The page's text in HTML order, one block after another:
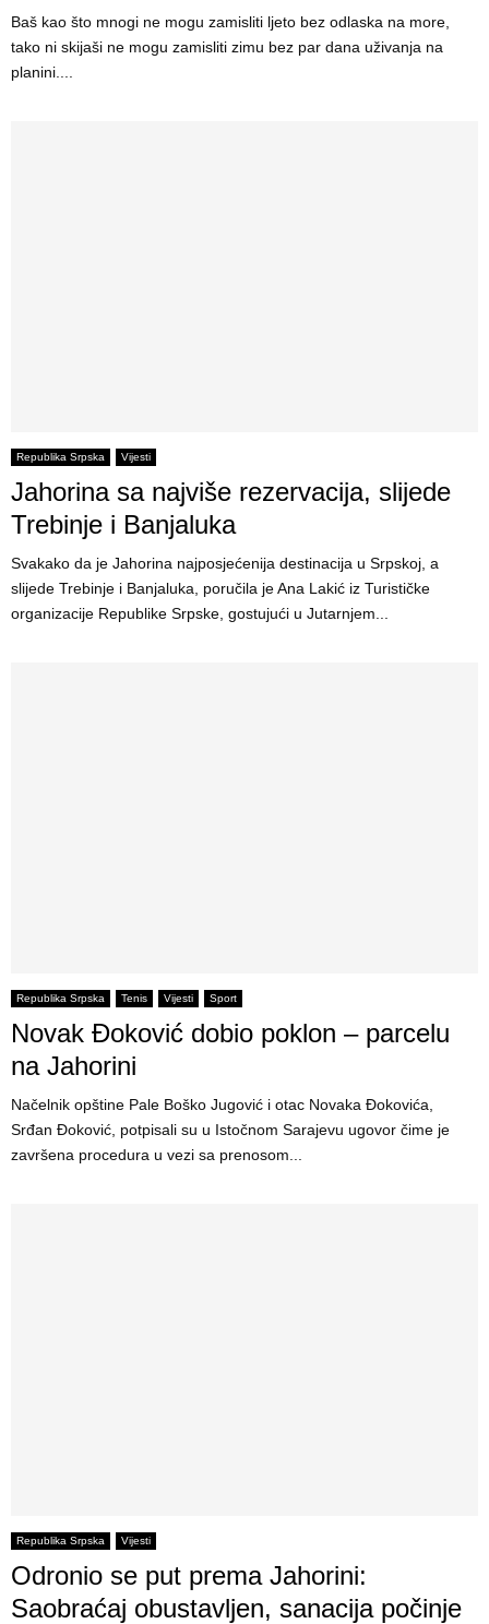
Baš kao što mnogi ne mogu zamisliti ljeto bez odlaska na more,
tako ni skijaši ne mogu zamisliti zimu bez par dana uživanja na
planini....
Republika Srpska Vijesti
Jahorina sa najviše rezervacija, slijede
Trebinje i Banjaluka
Svakako da je Јahorina najposjećenija destinacija u Srpskoj, a
slijede Trebinje i Banjaluka, poručila je Ana Lakić iz Turističke
organizacije Republike Srpske, gostujući u Јutarnjem...
Republika Srpska Tenis Vijesti Sport
Novak Đoković dobio poklon – parcelu
na Jahorini
Načelnik opštine Pale Boško Jugović i otac Novaka Đokovića,
Srđan Đoković, potpisali su u Istočnom Sarajevu ugovor čime je
završena procedura u vezi sa prenosom...
Republika Srpska Vijesti
Odronio se put prema Jahorini:
Saobraćaj obustavljen, sanacija počinje